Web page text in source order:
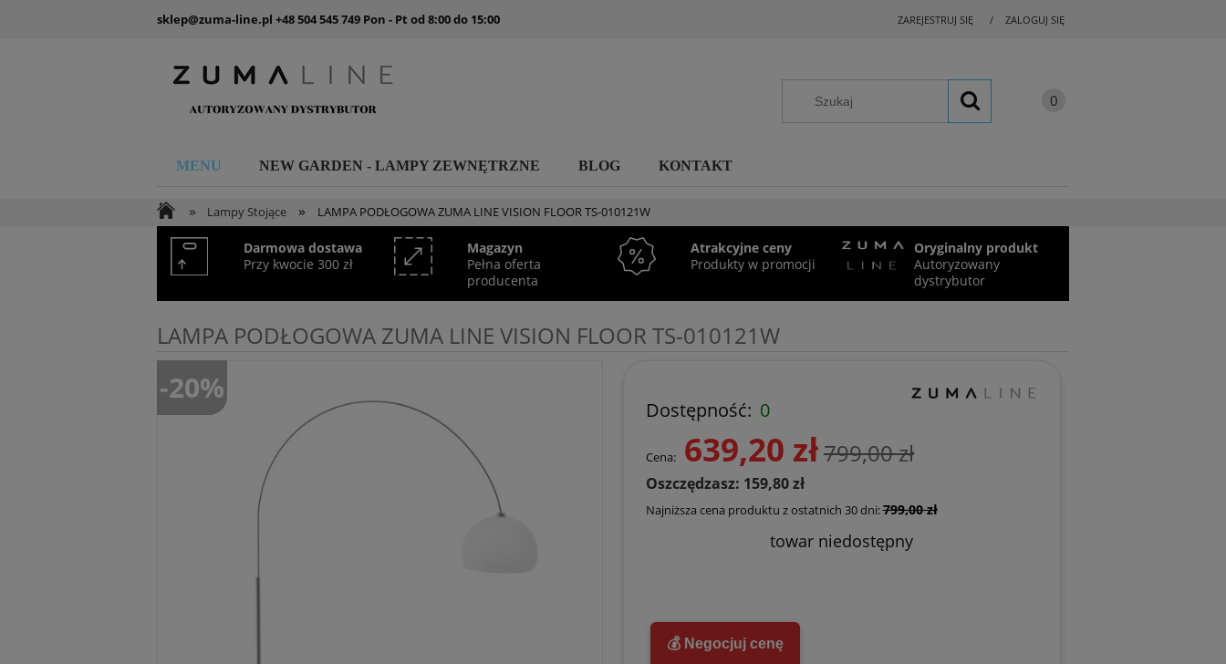
ZAREJESTRUJ SIĘ ZALOGUJ SIĘ
sklep@zuma-line.pl +48 504 545 749 Pon - Pt od 8:00 do 15:00
MENU NEW GARDEN - LAMPY ZEWNĘTRZNE BLOG KONTAKT
» Lampy Stojące » LAMPA PODŁOGOWA ZUMA LINE VISION FLOOR TS-010121W
Darmowa dostawa
Przy kwocie 300 zł
Magazyn
Pełna oferta
producenta
Atrakcyjne ceny
Produkty w promocji
Oryginalny produkt
Autoryzowany
dystrybutor
LAMPA PODŁOGOWA ZUMA LINE VISION FLOOR TS-010121W
-20%
Dostępność: 0
Cena: 639,20 zł799,00 zł
Oszczędzasz: 159,80 zł
Najniższa cena produktu z ostatnich 30 dni:799,00 zł
towar niedostępny
💰 Negocjuj cenę